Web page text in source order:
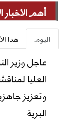
أهم الأخبار
اليوم هذا
عاجل وزير
العليا
وتعزيز
البرية